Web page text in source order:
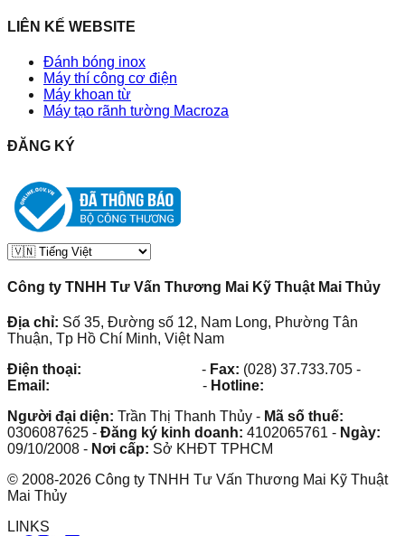
LIÊN KẾ WEBSITE
Đánh bóng inox
Máy thí công cơ điện
Máy khoan từ
Máy tạo rãnh tường Macroza
ĐĂNG KÝ
Công ty TNHH Tư Vấn Thương Mai Kỹ Thuật Mai Thủy
Địa chỉ: Số 35, Đường số 12, Nam Long, Phường Tân
Thuận, Tp Hồ Chí Minh, Việt Nam
Điện thoại:
- Fax: (028) 37.733.705 -
Email:
- Hotline:
Người đại diện: Trần Thị Thanh Thủy - Mã số thuế:
0306087625 - Đăng ký kinh doanh: 4102065761 - Ngày:
09/10/2008 - Nơi cấp: Sở KHĐT TPHCM
© 2008-2026 Công ty TNHH Tư Vấn Thương Mai Kỹ Thuật
Mai Thủy
LINKS